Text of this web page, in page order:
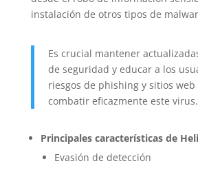
instalación de otros tipos de
Es crucial mantener
de seguridad y educar a los
riesgos de phishing y sitios
combatir eficazmente este virus.
Principales características de
Evasión de detección